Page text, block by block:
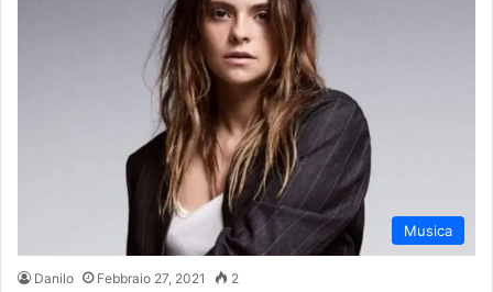
Musica
Danilo Febbraio 27, 2021 2